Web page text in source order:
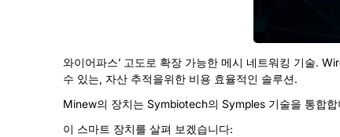
와이어파스’ 고도로 확장 가능한 메시 네트워킹 기술.
수 있는, 자산 추적을위한 비용 효율적인 솔루션.
Minew의 장치는 Symbiotech의 Symples 기술을 통합
이 스마트 장치를 살펴 보겠습니다: